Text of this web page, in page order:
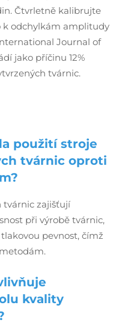
Čtvrletně kalibrujte
k odchylkám amplitudy
Journal of
jako příčinu 12%
tvárnic.
použití stroje
tvárnic oproti
tvárnic zajišťují
při výrobě tvárnic,
pevnost, čímž
kvality